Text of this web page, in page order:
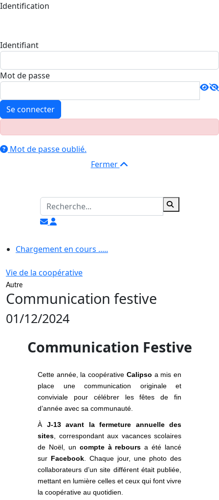
Identification
Identifiant
Mot de passe
Se connecter
Mot de passe oublié.
Fermer
Chargement en cours .....
Vie de la coopérative
Autre
Communication festive
01/12/2024
Communication Festive
Cette année, la coopérative Calipso a mis en
place une communication originale et
conviviale pour célébrer les fêtes de fin
d’année avec sa communauté.
À J-13 avant la fermeture annuelle des
sites , correspondant aux vacances scolaires
de Noël, un compte à rebours a été lancé
sur Facebook . Chaque jour, une photo des
collaborateurs d’un site différent était publiée,
mettant en lumière celles et ceux qui font vivre
la coopérative au quotidien.